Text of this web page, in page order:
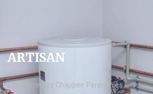
ARTISAN
chaudière gaz Chappee Pérenchies